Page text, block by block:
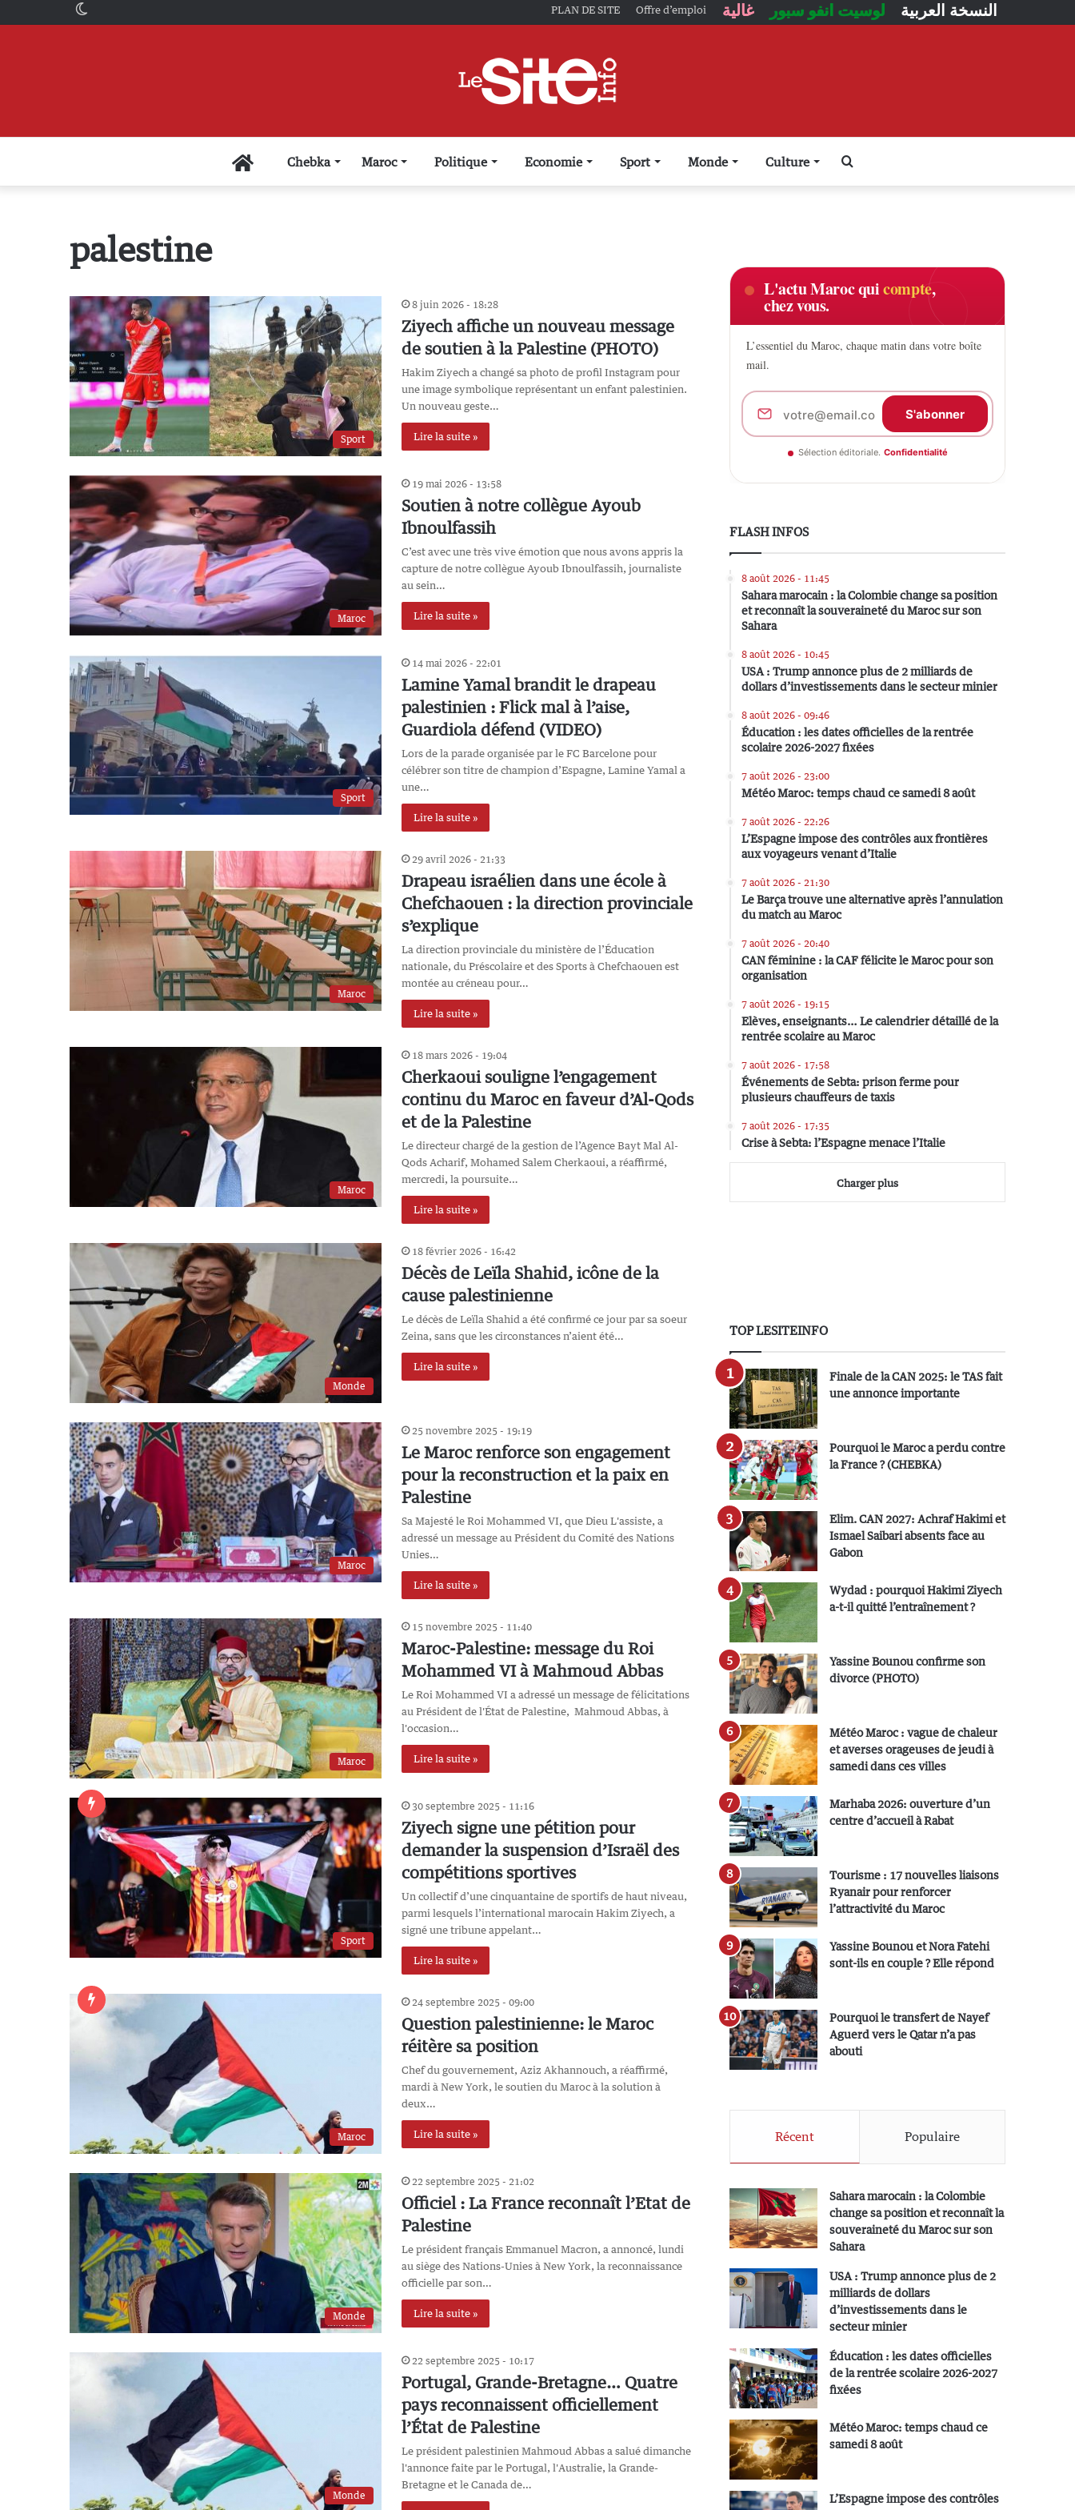
PLAN DE SITE Offre d’emploi غالية لوسيت انفو سبور النسخة العربية
AccueilChebka Maroc Politique Economie Sport Monde Culture
palestine
Sport
8 juin 2026 - 18:28
Ziyech affiche un nouveau message
de soutien à la Palestine (PHOTO)
Hakim Ziyech a changé sa photo de profil Instagram pour
une image symbolique représentant un enfant palestinien.
Un nouveau geste…
Lire la suite »
Maroc
19 mai 2026 - 13:58
Soutien à notre collègue Ayoub
Ibnoulfassih
C’est avec une très vive émotion que nous avons appris la
capture de notre collègue Ayoub Ibnoulfassih, journaliste
au sein…
Lire la suite »
Sport
14 mai 2026 - 22:01
Lamine Yamal brandit le drapeau
palestinien : Flick mal à l’aise,
Guardiola défend (VIDEO)
Lors de la parade organisée par le FC Barcelone pour
célébrer son titre de champion d’Espagne, Lamine Yamal a
une…
Lire la suite »
Maroc
29 avril 2026 - 21:33
Drapeau israélien dans une école à
Chefchaouen : la direction provinciale
s’explique
La direction provinciale du ministère de l’Éducation
nationale, du Préscolaire et des Sports à Chefchaouen est
montée au créneau pour…
Lire la suite »
Maroc
18 mars 2026 - 19:04
Cherkaoui souligne l’engagement
continu du Maroc en faveur d’Al-Qods
et de la Palestine
Le directeur chargé de la gestion de l’Agence Bayt Mal Al-
Qods Acharif, Mohamed Salem Cherkaoui, a réaffirmé,
mercredi, la poursuite…
Lire la suite »
Monde
18 février 2026 - 16:42
Décès de Leïla Shahid, icône de la
cause palestinienne
Le décès de Leïla Shahid a été confirmé ce jour par sa soeur
Zeina, sans que les circonstances n’aient été…
Lire la suite »
Maroc
25 novembre 2025 - 19:19
Le Maroc renforce son engagement
pour la reconstruction et la paix en
Palestine
Sa Majesté le Roi Mohammed VI, que Dieu L'assiste, a
adressé un message au Président du Comité des Nations
Unies…
Lire la suite »
Maroc
15 novembre 2025 - 11:40
Maroc-Palestine: message du Roi
Mohammed VI à Mahmoud Abbas
Le Roi Mohammed VI a adressé un message de félicitations
au Président de l'État de Palestine, Mahmoud Abbas, à
l'occasion…
Lire la suite »
Sport
30 septembre 2025 - 11:16
Ziyech signe une pétition pour
demander la suspension d’Israël des
compétitions sportives
Un collectif d’une cinquantaine de sportifs de haut niveau,
parmi lesquels l’international marocain Hakim Ziyech, a
signé une tribune appelant…
Lire la suite »
Maroc
24 septembre 2025 - 09:00
Question palestinienne: le Maroc
réitère sa position
Chef du gouvernement, Aziz Akhannouch, a réaffirmé,
mardi à New York, le soutien du Maroc à la solution à
deux…
Lire la suite »
Monde
22 septembre 2025 - 21:02
Officiel : La France reconnaît l’Etat de
Palestine
Le président français Emmanuel Macron, a annoncé, lundi
au siège des Nations-Unies à New York, la reconnaissance
officielle par son…
Lire la suite »
Monde
22 septembre 2025 - 10:17
Portugal, Grande-Bretagne… Quatre
pays reconnaissent officiellement
l’État de Palestine
Le président palestinien Mahmoud Abbas a salué dimanche
l'annonce faite par le Portugal, l'Australie, la Grande-
Bretagne et le Canada de…
L'actu Maroc quicompte,
chez vous.
L’essentiel du Maroc, chaque matin dans votre boîte
mail.
S'abonner
Sélection éditoriale. Confidentialité
FLASH INFOS
8 août 2026 - 11:45
Sahara marocain : la Colombie change sa position
et reconnaît la souveraineté du Maroc sur son
Sahara
8 août 2026 - 10:45
USA : Trump annonce plus de 2 milliards de
dollars d’investissements dans le secteur minier
8 août 2026 - 09:46
Éducation : les dates officielles de la rentrée
scolaire 2026-2027 fixées
7 août 2026 - 23:00
Météo Maroc: temps chaud ce samedi 8 août
7 août 2026 - 22:26
L’Espagne impose des contrôles aux frontières
aux voyageurs venant d’Italie
7 août 2026 - 21:30
Le Barça trouve une alternative après l’annulation
du match au Maroc
7 août 2026 - 20:40
CAN féminine : la CAF félicite le Maroc pour son
organisation
7 août 2026 - 19:15
Elèves, enseignants… Le calendrier détaillé de la
rentrée scolaire au Maroc
7 août 2026 - 17:58
Événements de Sebta: prison ferme pour
plusieurs chauffeurs de taxis
7 août 2026 - 17:35
Crise à Sebta: l’Espagne menace l’Italie
Charger plus
TOP LESITEINFO
Finale de la CAN 2025: le TAS fait
une annonce importante
Pourquoi le Maroc a perdu contre
la France ? (CHEBKA)
Elim. CAN 2027: Achraf Hakimi et
Ismael Saibari absents face au
Gabon
Wydad : pourquoi Hakimi Ziyech
a-t-il quitté l’entraînement ?
Yassine Bounou confirme son
divorce (PHOTO)
Météo Maroc : vague de chaleur
et averses orageuses de jeudi à
samedi dans ces villes
Marhaba 2026: ouverture d’un
centre d’accueil à Rabat
Tourisme : 17 nouvelles liaisons
Ryanair pour renforcer
l’attractivité du Maroc
Yassine Bounou et Nora Fatehi
sont-ils en couple ? Elle répond
Pourquoi le transfert de Nayef
Aguerd vers le Qatar n’a pas
abouti
Récent Populaire
Sahara marocain : la Colombie
change sa position et reconnaît la
souveraineté du Maroc sur son
Sahara
USA : Trump annonce plus de 2
milliards de dollars
d’investissements dans le
secteur minier
Éducation : les dates officielles
de la rentrée scolaire 2026-2027
fixées
Météo Maroc: temps chaud ce
samedi 8 août
L’Espagne impose des contrôles